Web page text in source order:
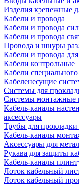
Изделия крепежные
Кабели и провода
Кабели и провода
Кабели и провода
Провода и шнуры
Кабели и провода
Кабели контрольные
Кабели специального
Кабеленесущие
Системы для
Системы монтажные
Кабель-каналы
аксессуары
Трубы для прокладки
Кабель-каналы
Аксессуары для
Рукава для защиты
Кабель-каналы
Лоток кабельный
Лоток кабельный